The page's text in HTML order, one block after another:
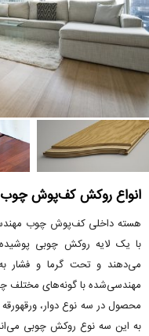
انواع روکش کف‌پوش
با یک لایه روکش چوبی
می‌دهند و تحت گرما و
مهندسی‌شده با گونه‌های مختلف
محصول در سه نوع دوار،
به این سه نوع روکش چوبی